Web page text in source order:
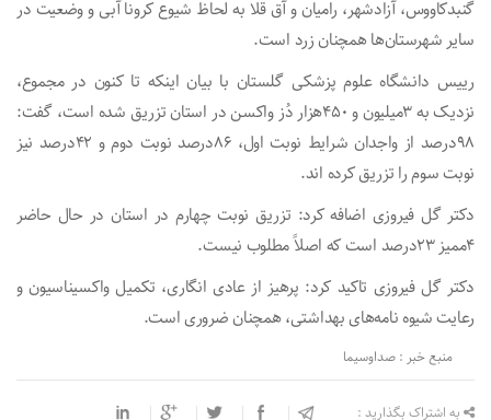
گنبدکاووس، آزادشهر، رامیان و آق قلا به لحاظ شیوع کرونا آبی و وضعیت در
سایر شهرستان‌ها همچنان زرد است.
رییس دانشگاه علوم پزشکی گلستان با بیان اینکه تا کنون در مجموع،
نزدیک به ۳میلیون و ۴۵۰هزار دُز واکسن در استان تزریق شده است، گفت:
۹۸درصد از واجدان شرایط نوبت اول، ۸۶درصد نوبت دوم و ۴۲درصد نیز
نوبت سوم را تزریق کرده اند.
دکتر گل فیروزی اضافه کرد: تزریق نوبت چهارم در استان در حال حاضر
۴ممیز ۲۳درصد است که اصلاً مطلوب نیست.
دکتر گل فیروزی تاکید کرد: پرهیز از عادی انگاری، تکمیل واکسیناسیون و
رعایت شیوه نامه‌های بهداشتی، همچنان ضروری است.
منبع خبر : صداوسیما
به اشتراک بگذارید :